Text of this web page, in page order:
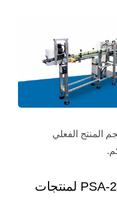
المنتج الفعلي
آلة التغليف بالتدفق PSA-250WL لمنتجات